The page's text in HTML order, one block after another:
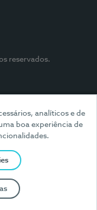
analíticos e de
boa experiência de
reservados.